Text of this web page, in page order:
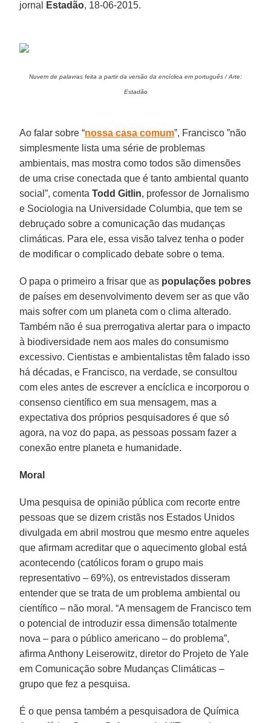
jornal
Estadão, 18-06-2015.
Nuvem de palavras feita a partir da versão da encíclica em português / Arte:
Estadão
Ao falar sobre “nossa casa comum”, Francisco ”não
simplesmente lista uma série de problemas
ambientais, mas mostra como todos são dimensões
de uma crise conectada que é tanto ambiental quanto
social”, comentaTodd Gitlin, professor de Jornalismo
e Sociologia na Universidade Columbia, que tem se
debruçado sobre a comunicação das mudanças
climáticas. Para ele, essa visão talvez tenha o poder
de modificar o complicado debate sobre o tema.
O papa o primeiro a frisar que as populações pobres
de países em desenvolvimento devem ser as que vão
mais sofrer com um planeta com o clima alterado.
Também não é sua prerrogativa alertar para o impacto
à biodiversidade nem aos males do consumismo
excessivo. Cientistas e ambientalistas têm falado isso
há décadas, e Francisco, na verdade, se consultou
com eles antes de escrever a encíclica e incorporou o
consenso científico em sua mensagem, mas a
expectativa dos próprios pesquisadores é que só
agora, na voz do papa, as pessoas possam fazer a
conexão entre planeta e humanidade.
Moral
Uma pesquisa de opinião pública com recorte entre
pessoas que se dizem cristãs nos Estados Unidos
divulgada em abril mostrou que mesmo entre aqueles
que afirmam acreditar que o aquecimento global está
acontecendo (católicos foram o grupo mais
representativo – 69%), os entrevistados disseram
entender que se trata de um problema ambiental ou
científico – não moral. “A mensagem de Francisco tem
o potencial de introduzir essa dimensão totalmente
nova – para o público americano – do problema”,
afirma Anthony Leiserowitz, diretor do Projeto de Yale
em Comunicação sobre Mudanças Climáticas –
grupo que fez a pesquisa.
É o que pensa também a pesquisadora de Química